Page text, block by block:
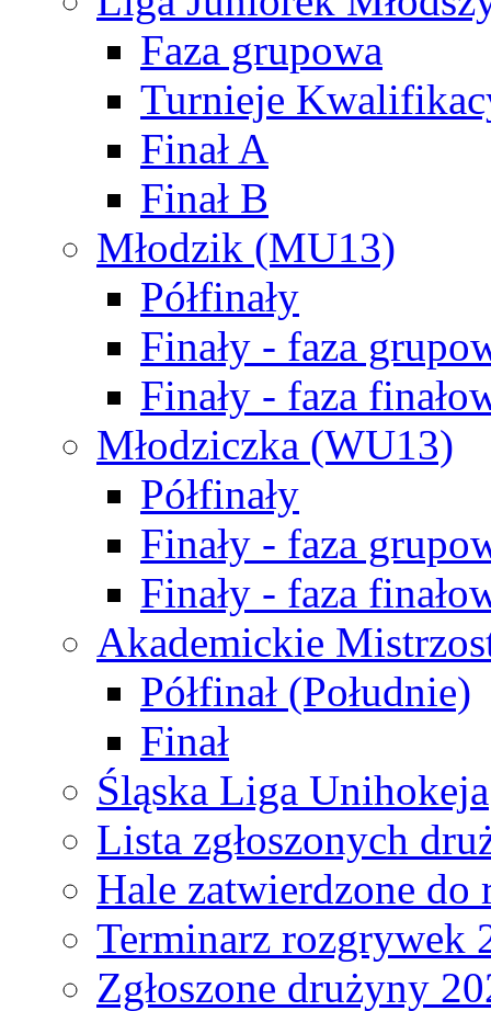
Faza grupowa
Turnieje
Finał A
Finał B
Młodzik (MU13)
Półfinały
Finały - faza
Finały - faza
Młodziczka (WU13)
Półfinały
Finały - faza
Finały - faza
Akademickie
Półfinał (Południe)
Finał
Śląska Liga Unihokeja
Lista zgłoszonych
Hale zatwierdzone do
Terminarz rozgrywek
Zgłoszone drużyny